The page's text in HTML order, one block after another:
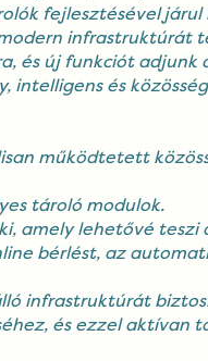
fejlesztésével járul
infrastruktúrát
és új funkciót adjunk
intelligens és
működtetett
tároló modulok.
amely lehetővé teszi
bérlést, az
infrastruktúrát
és ezzel aktívan